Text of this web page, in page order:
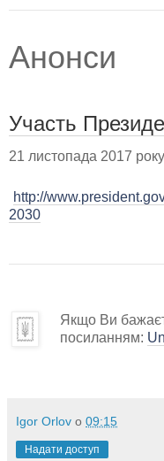
Анонси
Участь
21 листопада 2017 року
http://
2030
Якщо Ви
посиланням:
Igor Orlov о 09:15
Надати доступ